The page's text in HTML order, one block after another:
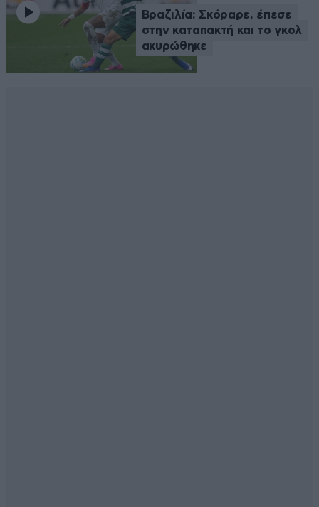
Βραζιλία: Σκόραρε, έπεσε
στην καταπακτή και το γκολ
ακυρώθηκε